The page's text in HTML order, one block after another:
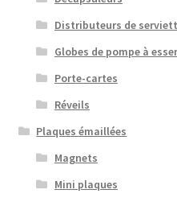
Distributeurs de
Globes de pompe à
Porte-cartes
Réveils
Plaques émaillées
Magnets
Mini plaques